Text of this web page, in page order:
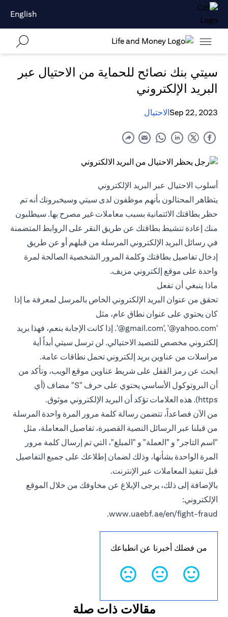
English
سيتي بنك نصائح للحماية من الاحتيال عبر
البريد الإلكتروني
Sep 22, 2023الاحتيال
أسلوب الاحتيال عبر البريد الإلكتروني
يتظاهر المحتالون بأنهم موظفون لدى سيتي وسيخبرونك أنه تم
حظر بطاقتك الائتمانية بسبب معاملات غير مصرح بها. سيطلبون
منك إعادة تنشيط بطاقتك عن طريق النقر على الروابط المتضمنة
في رسائل البريد الإلكتروني المرسلة من قبلهم أو عن طريق
إدخال تفاصيل بطاقتك وكلمة المرور الشخصية الصالحة لمرة
واحدة على موقع إلكتروني مزيف.
ماذا ينبغي أن تفعل
تحقق من عنوان البريد الإلكتروني الخاص بالمرسل لمعرفة ما إذا
كان يحتوي على عنوان نطاق عام، مثل
‎'@gmail.com', ‎'@yahoo.com‎'‎. إذا كانت الإجابة بنعم، فهذا بريد
إلكتروني مخصص للتصيد الاحتيالي. لن ترسل سيتي أبداً أية
مراسلات من عناوين بريد إلكتروني تحمل نطاقات عامة.
ابحث عن رمز القفل على شريط عناوين موقع الويب، وتأكد من
أن البروتوكول الأساسي يحتوي على حرف "S" مضاف (أي
https). هذه العلامات تؤكد أن البريد الإلكتروني موثوق.
من الآن فصاعداً، تتضمن رسالة كلمة مرور المرة واحدة المرسلة
من قبلنا عبر الرسائل النصية القصيرة، تفاصيل المعاملة، مثل
"اسم التاجر" و "العملة" و "المبلغ"، التي تم إرسال كلمة مرور
المرة الواحدة بشأنها، وذلك لضمان إطلاعك على جميع التفاصيل
قبل تنفيذ المعاملات عبر الإنترنت.
بالإضافة إلى ذلك، يرجى الإبلاغ عن مخاوفك من خلال الموقع
الإلكتروني:
www.uaebf.ae/en/fight-fraud
.
من فضلك أخبرنا عن انطباعك
مقالات ذات صلة